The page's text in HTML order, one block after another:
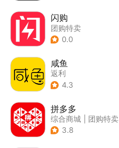
闪购
团购特卖
0.0
咸鱼
返利
4.3
拼多多
综合商城
团购特卖
3.8